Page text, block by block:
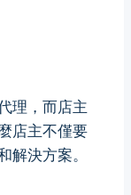
理，而店主
店主不僅要
解決方案。